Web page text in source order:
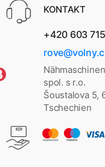
KONTAKT
+420 603
spol. s r.o.
Šoustalova 5,
Tschechien